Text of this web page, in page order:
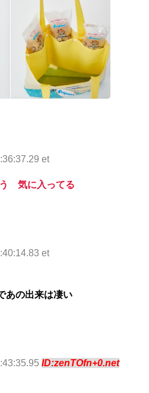
et
気に入ってる
et
あの出来は凄い
ID:zenTOfn+0.net